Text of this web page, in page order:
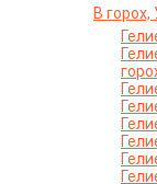
В горох,